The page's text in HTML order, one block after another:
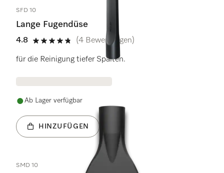
SFD 10
Lange Fugendüse
4.8
4.8 Sterne von 5
(4 Bewertungen)
für die Reinigung tiefer Spalten.
Ab Lager verfügbar
HINZUFÜGEN
SMD 10